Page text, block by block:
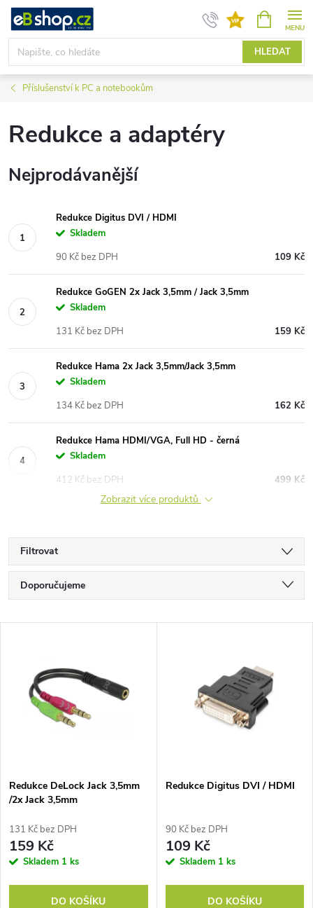
Přejít
obsah
HLEDAT
NÁKUPNÍ
KOŠÍK
Příslušenství k PC a notebookům
Redukce a adaptéry
Nejprodávanější
Redukce Digitus DVI / HDMI
Skladem
109 Kč
90 Kč bez DPH
Redukce GoGEN 2x Jack 3,5mm / Jack 3,5mm
Skladem
159 Kč
131 Kč bez DPH
Redukce Hama 2x Jack 3,5mm/Jack 3,5mm
Skladem
162 Kč
134 Kč bez DPH
Redukce Hama HDMI/VGA, Full HD - černá
Skladem
499 Kč
412 Kč bez DPH
Zobrazit více produktů
Filtrovat
Ř
a
p
r
o
Doporučujeme
Nejprodávanější
Abecedně
s
p
r
o
Redukce DeLock Jack 3,5mm
/2x Jack 3,5mm
131 Kč bez DPH
159 Kč
Skladem 1 ks
DO KOŠÍKU
Redukce Digitus DVI / HDMI
90 Kč bez DPH
109 Kč
Skladem 1 ks
DO KOŠÍKU